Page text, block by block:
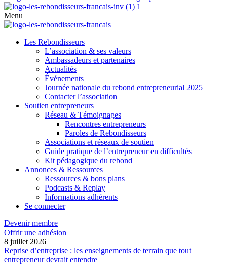
Menu
Les Rebondisseurs
L’association & ses valeurs
Ambassadeurs et partenaires
Actualités
Événements
Journée nationale du rebond entrepreneurial 2025
Contacter l’association
Soutien entrepreneurs
Réseau & Témoignages
Rencontres entrepreneurs
Paroles de Rebondisseurs
Associations et réseaux de soutien
Guide pratique de l’entrepreneur en difficultés
Kit pédagogique du rebond
Annonces & Ressources
Ressources & bons plans
Podcasts & Replay
Informations adhérents
Se connecter
Devenir membre
Offrir une adhésion
8 juillet 2026
Reprise d’entreprise : les enseignements de terrain que tout
entrepreneur devrait entendre